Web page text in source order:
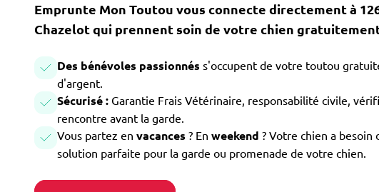
Emprunte Mon Toutou vous connecte directement à
Chazelot qui prennent soin de votre chien
Des bénévoles passionnés s'occupent de votre toutou
d'argent.
Sécurisé : Garantie Frais Vétérinaire, responsabilité civile,
rencontre avant la garde.
Vous partez en vacances ? En weekend ? Votre chien a besoin
solution parfaite pour la garde ou promenade de votre chien.